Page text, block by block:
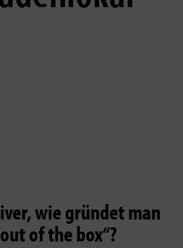
wie gründet man
of the box“?